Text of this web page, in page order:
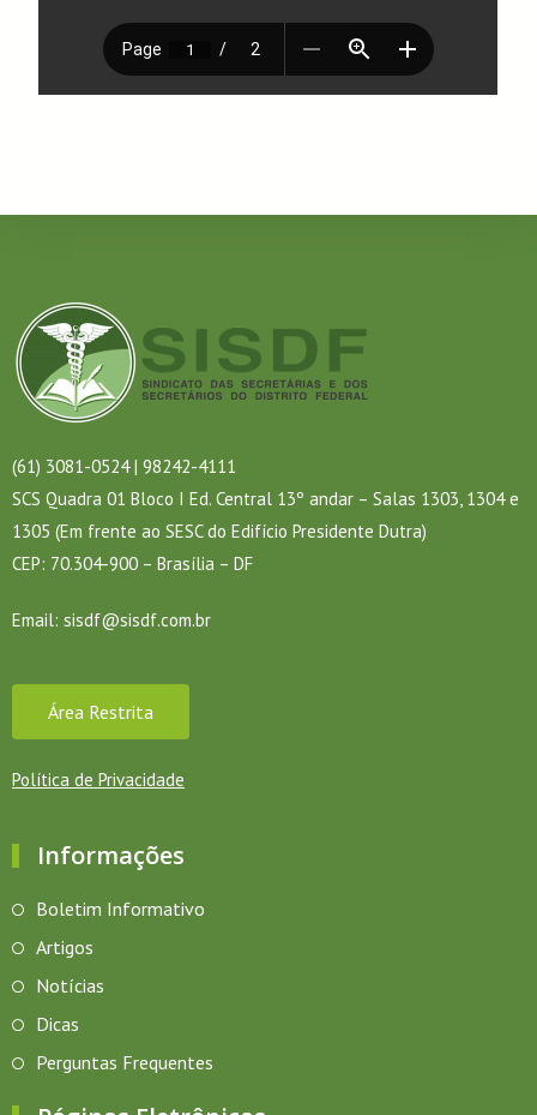
(61) 3081-0524 | 98242-4111
SCS Quadra 01 Bloco I Ed. Central 13º andar – Salas 1303, 1304 e
1305 (Em frente ao SESC do Edifício Presidente Dutra)
CEP: 70.304-900 – Brasília – DF
Email: sisdf@sisdf.com.br
Área Restrita
Política de Privacidade
Informações
Boletim Informativo
Artigos
Notícias
Dicas
Perguntas Frequentes